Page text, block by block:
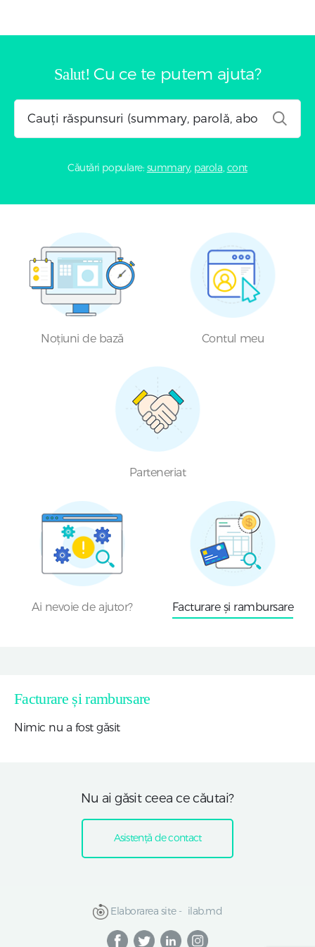
Salut! Cu ce te putem ajuta?
Căutări populare: summary, parola, cont
Noțiuni de bază Contul meu
Ai nevoie de ajutor? Facturare și rambursare
Parteneriat
Facturare și rambursare
Nimic nu a fost găsit
Nu ai găsit ceea ce căutai?
Asistență de contact
Elaborarea site - ilab.md